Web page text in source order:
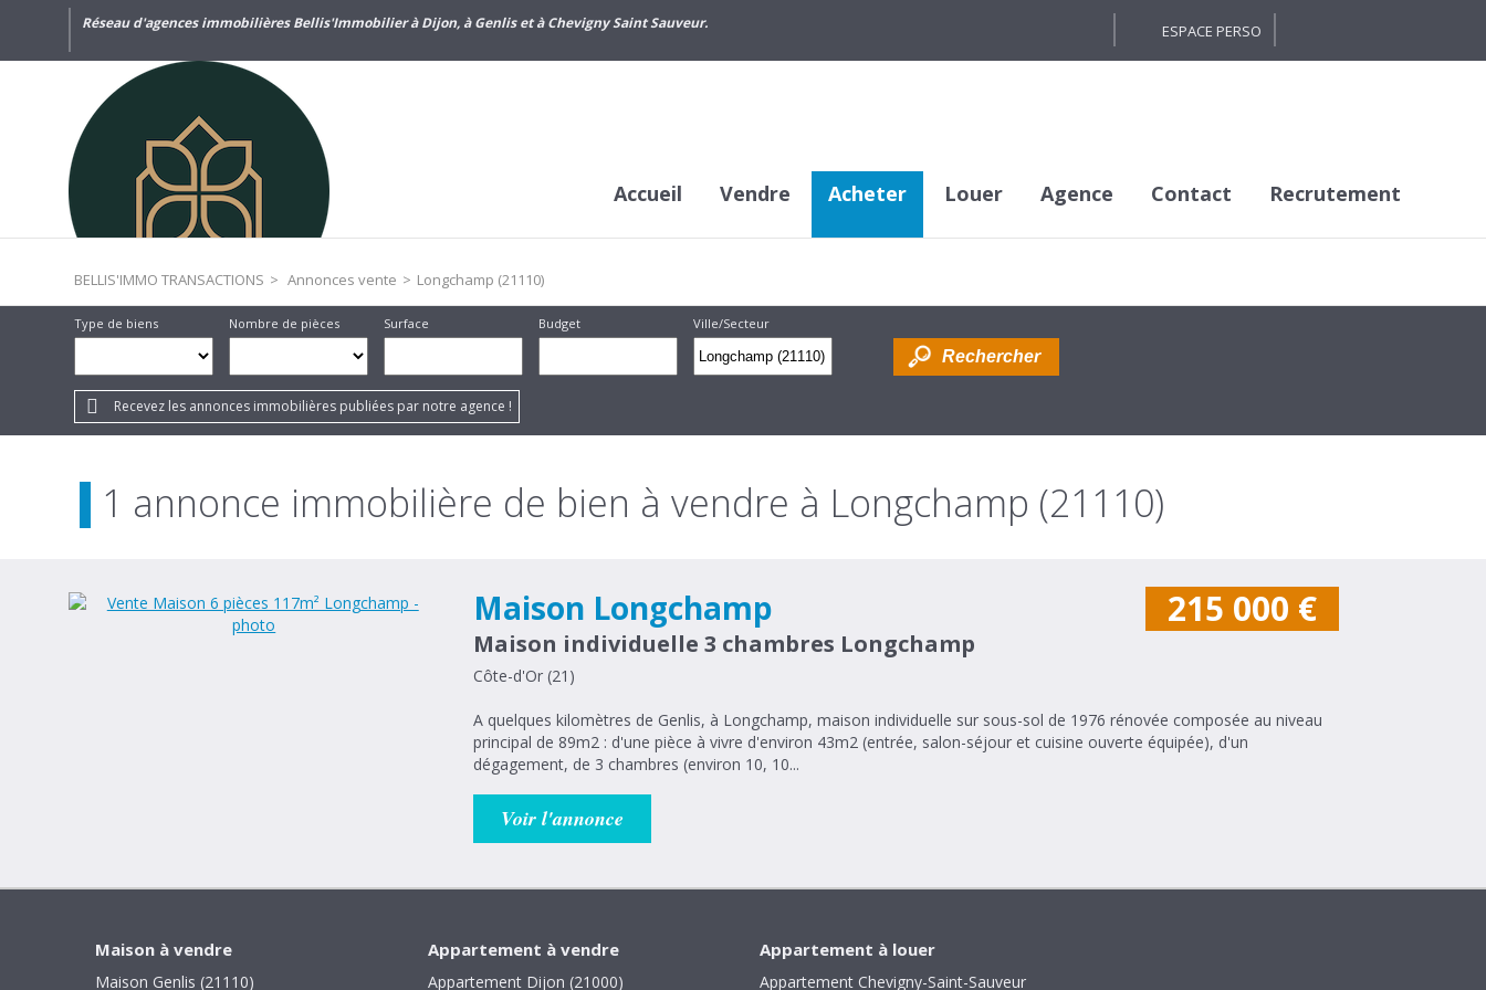
Réseau d'agences immobilières Bellis'Immobilier à Dijon, à Genlis et à Chevigny Saint Sauveur. ESPACE PERSO
Accueil Vendre Acheter Louer Agence Contact Recrutement
BELLIS'IMMO TRANSACTIONS > Annonces vente > Longchamp (21110)
Type de biens Nombre de pièces Surface Budget Ville/Secteur
sur la
Recevez les annonces immobilières publiées par notre agence !
1 annonce immobilière de bien à vendre à Longchamp (21110)
Maison Longchamp
Maison individuelle 3 chambres Longchamp
Côte-d'Or (21)
A quelques kilomètres de Genlis, à Longchamp, maison individuelle sur sous-sol de 1976 rénovée composée au niveau
principal de 89m2 : d'une pièce à vivre d'environ 43m2 (entrée, salon-séjour et cuisine ouverte équipée), d'un
dégagement, de 3 chambres (environ 10, 10...
215 000 €
Voir l'annonce
Maison à vendre
Maison Genlis (21110)
Appartement à vendre
Appartement Dijon (21000)
Appartement à louer
Appartement Chevigny-Saint-Sauveur